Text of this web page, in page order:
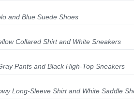
and Blue Suede Shoes
Collared Shirt and White Sneakers
Pants and Black High-Top Sneakers
Long-Sleeve Shirt and White Saddle